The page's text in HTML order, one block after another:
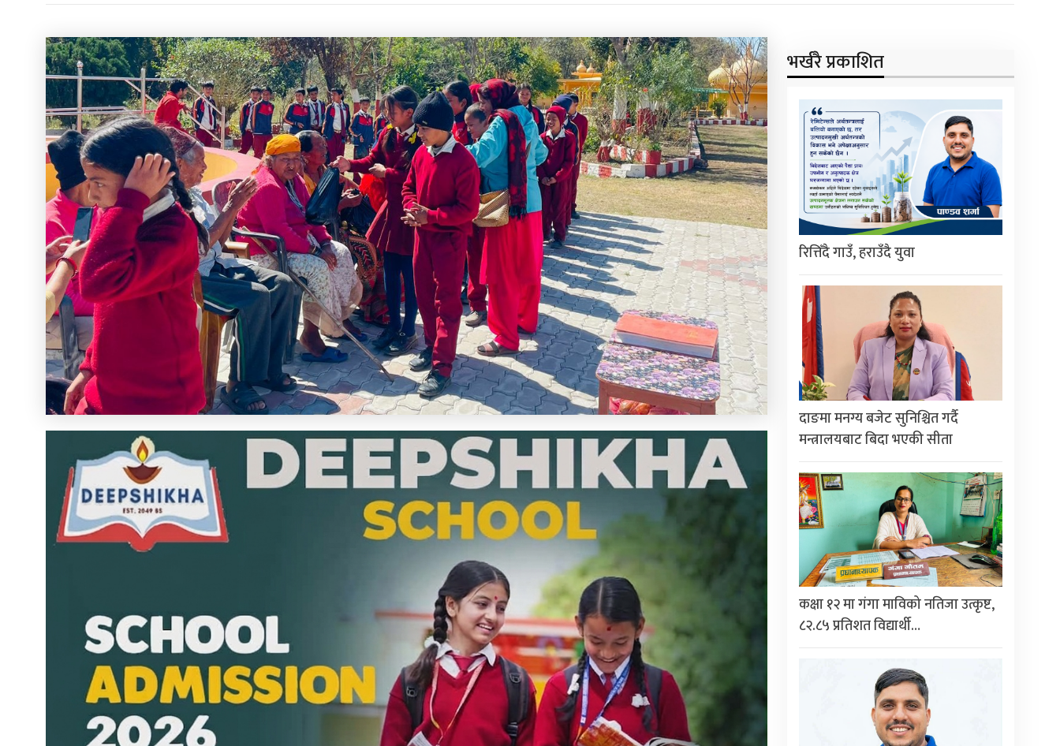
भर्खरै प्रकाशित
रित्तिँदै गाउँ, हराउँदै युवा
दाङमा मनग्य बजेट सुनिश्चित गर्दै
मन्त्रालयबाट बिदा भएकी सीता
कक्षा १२ मा गंगा माविको नतिजा उत्कृष्ट,
८२.८५ प्रतिशत विद्यार्थी…